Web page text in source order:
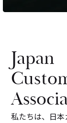
Japan
私たちは、日本